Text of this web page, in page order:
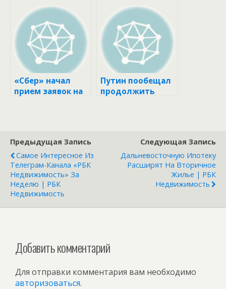
вторичное жилье
| РБК
Недвижимость
вторичное жилье
| РБК
Недвижимость
«Сбер» начал
прием заявок на
Путин пообещал
продолжить
Недвижимость
Предыдущая Запись
Самое Интересное Из
Телеграм-Канала «РБК
Недвижимость» За
Неделю | РБК
Недвижимость
Следующая Запись
Дальневосточную Ипотеку
Расширят На Вторичное
Жилье | РБК
Недвижимость
Добавить комментарий
Для отправки комментария вам необходимо
авторизоваться.